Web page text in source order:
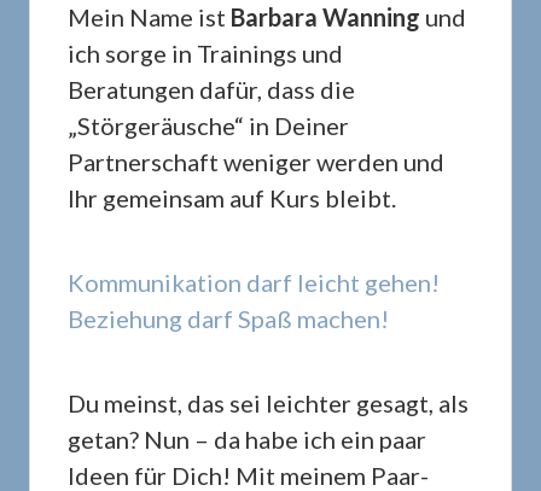
Mein Name ist Barbara Wanning und
ich sorge in Trainings und
Beratungen dafür, dass die
„Störgeräusche“ in Deiner
Partnerschaft weniger werden und
Ihr gemeinsam auf Kurs bleibt.
Kommunikation darf leicht gehen!
Beziehung darf Spaß machen!
Du meinst, das sei leichter gesagt, als
getan? Nun – da habe ich ein paar
Ideen für Dich! Mit meinem Paar-